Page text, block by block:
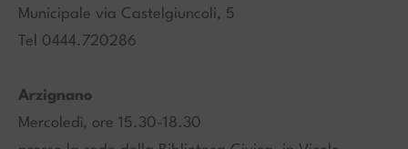
Municipale via Castelgiuncoli, 5
Tel 0444.720286
Arzignano
Mercoledì, ore 15.30-18.30